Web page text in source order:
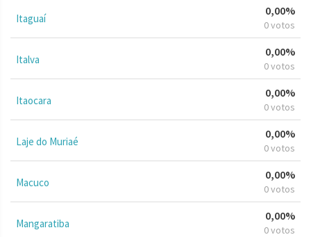
Itaguaí
0,00%
0 votos
Italva
0,00%
0 votos
Itaocara
0,00%
0 votos
Laje do Muriaé
0,00%
0 votos
Macuco
0,00%
0 votos
Mangaratiba
0,00%
0 votos